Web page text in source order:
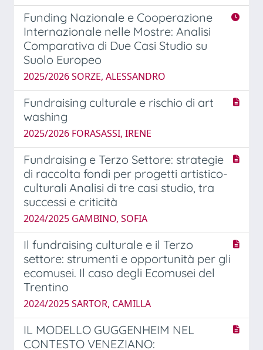
Funding Nazionale e Cooperazione
Internazionale nelle Mostre: Analisi
Comparativa di Due Casi Studio su
Suolo Europeo
2025/2026 SORZE, ALESSANDRO
Fundraising culturale e rischio di art
washing
2025/2026 FORASASSI, IRENE
Fundraising e Terzo Settore: strategie
di raccolta fondi per progetti artistico-
culturali Analisi di tre casi studio, tra
successi e criticità
2024/2025 GAMBINO, SOFIA
Il fundraising culturale e il Terzo
settore: strumenti e opportunità per gli
ecomusei. Il caso degli Ecomusei del
Trentino
2024/2025 SARTOR, CAMILLA
IL MODELLO GUGGENHEIM NEL
CONTESTO VENEZIANO: